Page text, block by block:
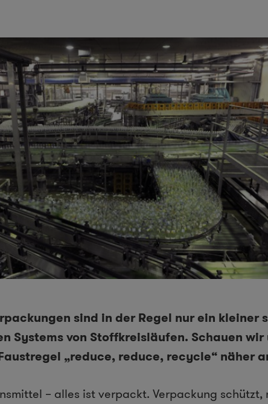
sind in der Regel nur ein kleiner
Systems von Stoffkreisläufen. Schauen wir
„reduce, reduce, recycle“ näher
– alles ist verpackt. Verpackung schützt,